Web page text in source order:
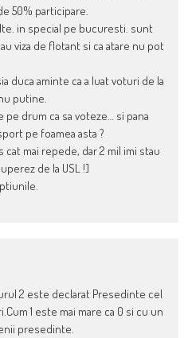
50% participare.
in special pe bucuresti. sunt
viza de flotant si ca atare nu pot
duca aminte ca a luat voturi de la
putine.
drum ca sa voteze… si pana
pe foamea asta ?
cat mai repede, dar 2 mil imi stau
de la USL !]
2 este declarat Presedinte cel
1 este mai mare ca 0 si cu un
presedinte.